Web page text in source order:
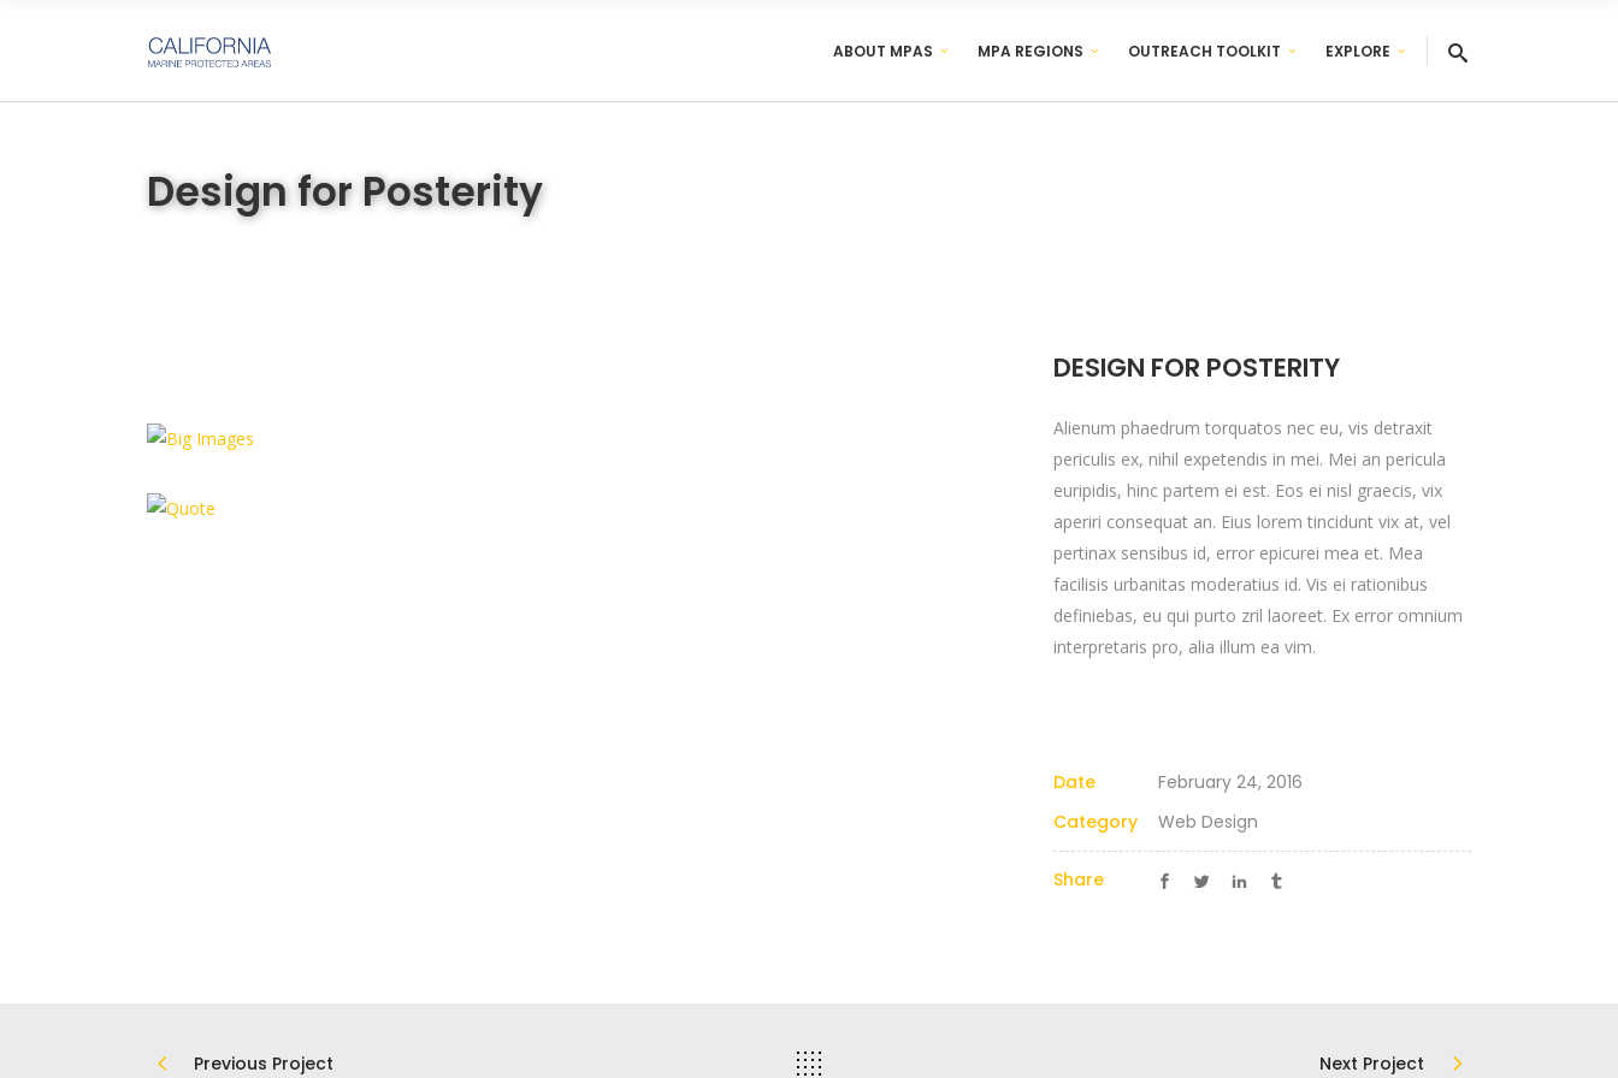
ABOUT MPAS MPA REGIONS OUTREACH TOOLKIT EXPLORE
Design for Posterity
DESIGN FOR POSTERITY
Alienum phaedrum torquatos nec eu, vis detraxit
periculis ex, nihil expetendis in mei. Mei an pericula
euripidis, hinc partem ei est. Eos ei nisl graecis, vix
aperiri consequat an. Eius lorem tincidunt vix at, vel
pertinax sensibus id, error epicurei mea et. Mea
facilisis urbanitas moderatius id. Vis ei rationibus
definiebas, eu qui purto zril laoreet. Ex error omnium
interpretaris pro, alia illum ea vim.
Date
February 24, 2016
Category
Web Design
Share
Previous Project Next Project